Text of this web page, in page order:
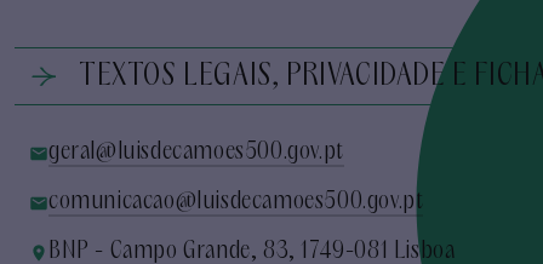
TEXTOS LEGAIS, PRIVACIDADE E
geral@luisdecamoes500.gov.pt
comunicacao@luisdecamoes500.gov.pt
BNP - Campo Grande, 83, 1749-081 Lisboa